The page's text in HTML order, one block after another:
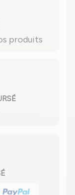
produits